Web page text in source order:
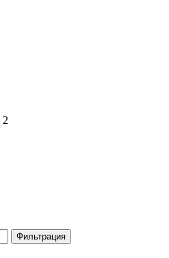
2
Фильтрация